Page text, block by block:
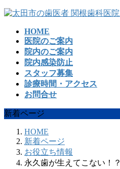
コ
プ
ナ
動
HOME
医院のご案内
院内のご案内
院内感染防止
スタッフ募集
診療時間・アクセス
お問合せ
新着ページ
HOME
新着ページ
お役立ち情報
永久歯が生えてこない！？